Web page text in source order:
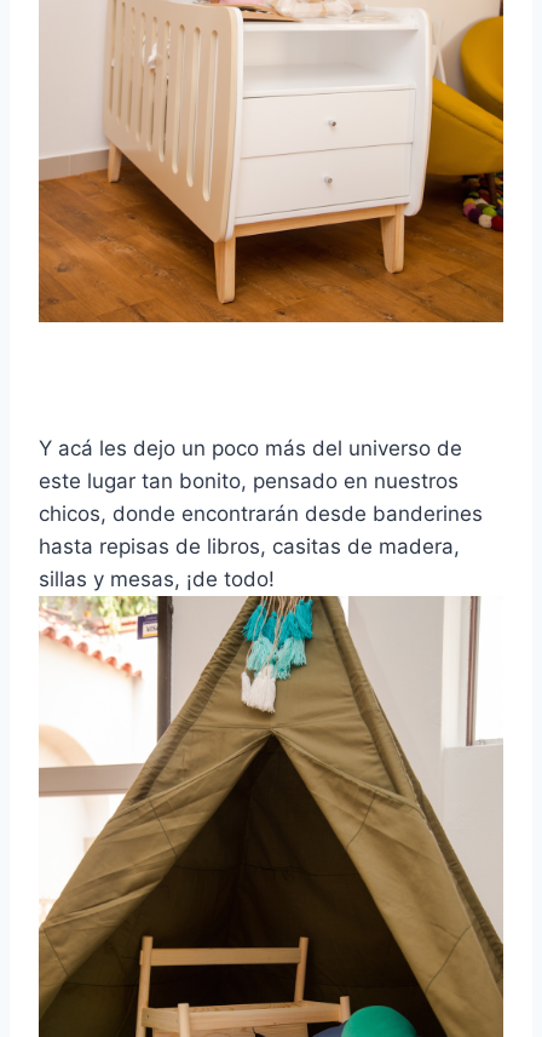
Y acá les dejo un poco más del universo de
este lugar tan bonito, pensado en nuestros
chicos, donde encontrarán desde banderines
hasta repisas de libros, casitas de madera,
sillas y mesas, ¡de todo!